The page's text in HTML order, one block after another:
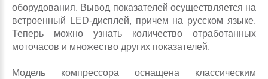
оборудования. Вывод показателей осуществляется на
встроенный LED-дисплей, причем на русском языке.
Теперь можно узнать количество отработанных
моточасов и множество других показателей.
Модель компрессора оснащена классическим